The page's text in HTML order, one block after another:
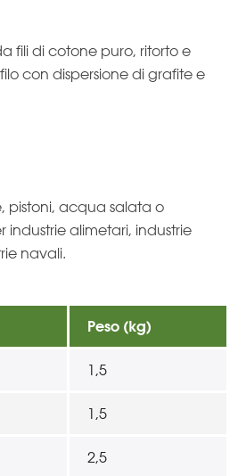
fili di cotone puro, ritorto e
con dispersione di grafite e
pistoni, acqua salata o
alimetari, industrie
navali.
Peso (kg)
1,5
1,5
2,5